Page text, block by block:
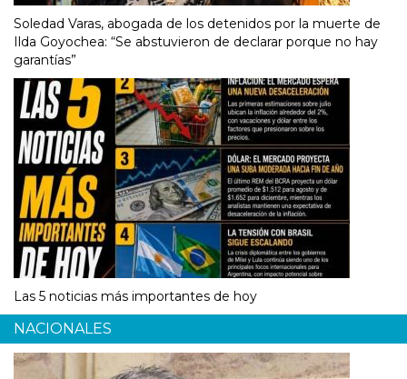
Soledad Varas, abogada de los detenidos por la muerte de
Ilda Goyochea: “Se abstuvieron de declarar porque no hay
garantías”
Las 5 noticias más importantes de hoy
NACIONALES